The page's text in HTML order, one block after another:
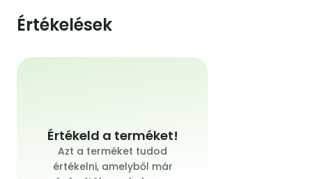
Értékelések
Értékeld a terméket!
Azt a terméket tudod
értékelni, amelyből már